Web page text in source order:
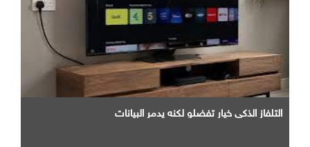
التلفاز الذكي خيار تفضلو لكنه يدمر البيانات